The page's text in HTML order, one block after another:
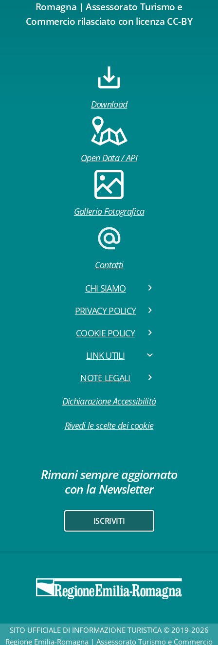
Romagna | Assessorato Turismo e
Commercio rilasciato con licenza CC-BY
Download
Open Data / API
Galleria Fotografica
Contatti
CHI SIAMO
PRIVACY POLICY
COOKIE POLICY
LINK UTILI
NOTE LEGALI
Dichiarazione Accessibilità
Rivedi le scelte dei cookie
Rimani sempre aggiornato
con la Newsletter
ISCRIVITI
SITO UFFICIALE DI INFORMAZIONE TURISTICA © 2019-2026
Regione Emilia-Romagna | Assessorato Turismo e Commercio